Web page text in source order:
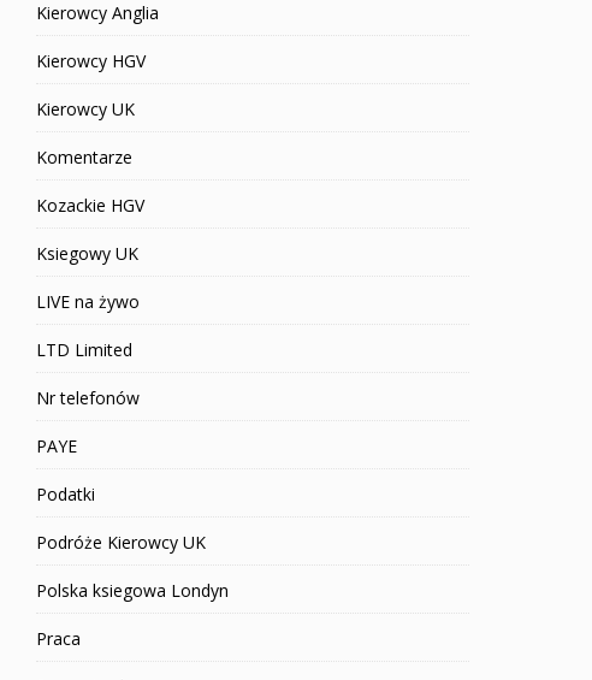
Kierowcy Anglia
Kierowcy HGV
Kierowcy UK
Komentarze
Kozackie HGV
Ksiegowy UK
LIVE na żywo
LTD Limited
Nr telefonów
PAYE
Podatki
Podróże Kierowcy UK
Polska ksiegowa Londyn
Praca